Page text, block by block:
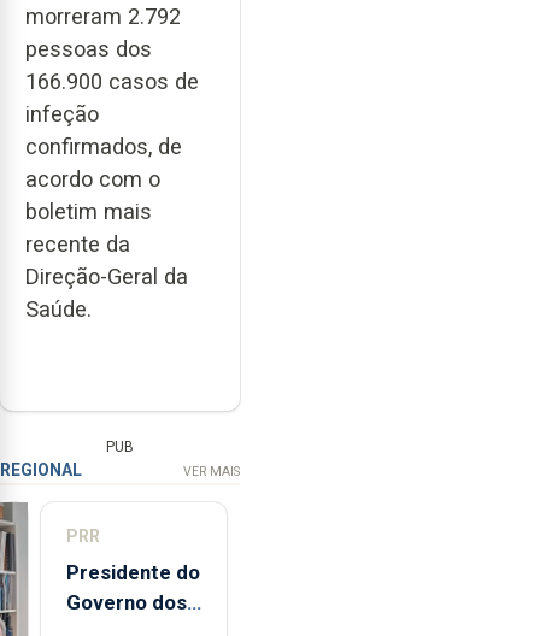
morreram 2.792
pessoas dos
166.900 casos de
infeção
confirmados, de
acordo com o
boletim mais
recente da
Direção-Geral da
Saúde.
PUB
REGIONAL VER MAIS
PRR
Presidente do
Governo dos